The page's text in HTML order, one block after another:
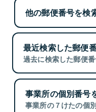
他の郵便番号を検
最近検索した郵便
過去に検索した郵便
事業所の個別番号
事業所の７けたの個